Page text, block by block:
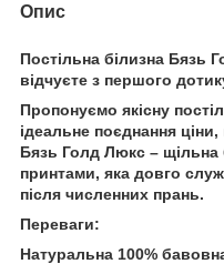
Опис
Постільна білизна Бязь
відчуєте з першого
Пропонуємо якісну
ідеальне поєднання
Бязь Голд Люкс – щільна
принтами, яка довго
після численних прань.
Переваги:
Натуральна 100%